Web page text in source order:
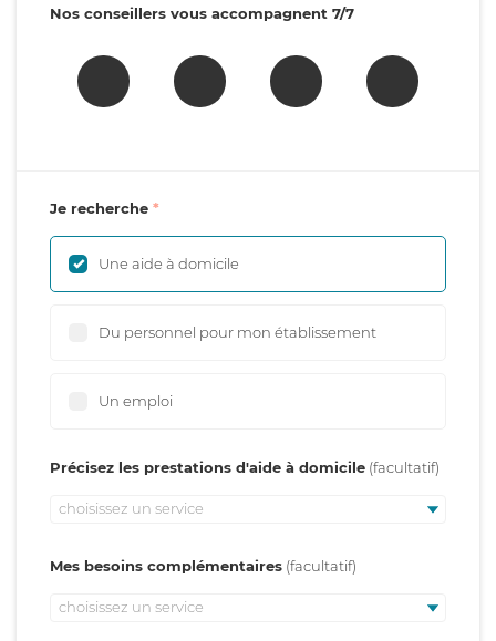
Nos conseillers vous accompagnent 7/7
Je recherche
Une aide à domicile
Du personnel pour mon établissement
Un emploi
Précisez les prestations d'aide à domicile
choisissez un service
Mes besoins complémentaires
choisissez un service